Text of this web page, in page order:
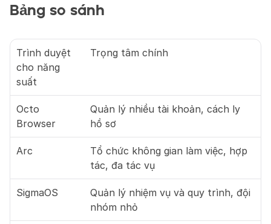
Bảng so sánh
Trình duyệt
cho năng
suất
Trọng tâm chính
Octo
Browser
Quản lý nhiều tài khoản, cách ly
hồ sơ
Arc
Tổ chức không gian làm việc, hợp
tác, đa tác vụ
SigmaOS
Quản lý nhiệm vụ và quy trình, đội
nhóm nhỏ